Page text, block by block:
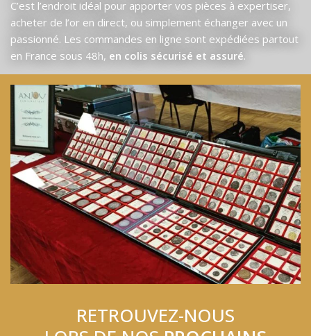
C’est l’endroit idéal pour apporter vos pièces à expertiser,
acheter de l’or en direct, ou simplement échanger avec un
passionné. Les commandes en ligne sont expédiées partout
en France sous 48h, en colis sécurisé et assuré.
RETROUVEZ-NOUS